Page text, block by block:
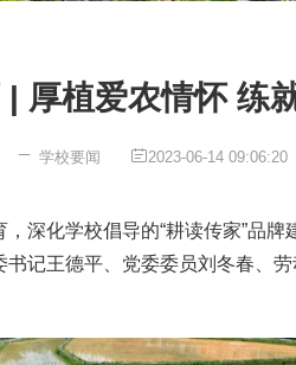
| 厚植爱农情怀 练
学校要闻 2023-06-14 09:06:20
深化学校倡导的“耕读传家”品
记王德平、党委委员刘冬春、